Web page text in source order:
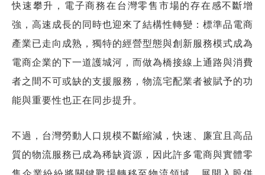
快速攀升，電子商務在台灣零售市場的存在感不斷增
強，高速成長的同時也迎來了結構性轉變：標準品電商
產業已走向成熟，獨特的經營型態與創新服務模式成為
電商企業的下一道護城河，而做為橋接線上通路與消費
者之間不可或缺的支援服務，物流宅配業者被賦予的功
能與重要性也正在同步提升。
不過，台灣勞動人口規模不斷縮減，快速、廉宜且高品
質的物流服務已成為稀缺資源，因此許多電商與實體零